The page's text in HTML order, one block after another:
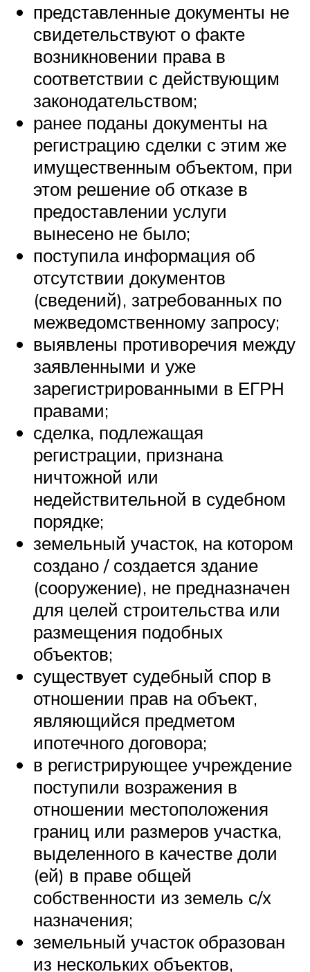
представленные документы не
свидетельствуют о факте
возникновении права в
соответствии с действующим
законодательством;
ранее поданы документы на
регистрацию сделки с этим же
имущественным объектом, при
этом решение об отказе в
предоставлении услуги
вынесено не было;
поступила информация об
отсутствии документов
(сведений), затребованных по
межведомственному запросу;
выявлены противоречия между
заявленными и уже
зарегистрированными в ЕГРН
правами;
сделка, подлежащая
регистрации, признана
ничтожной или
недействительной в судебном
порядке;
земельный участок, на котором
создано / создается здание
(сооружение), не предназначен
для целей строительства или
размещения подобных
объектов;
существует судебный спор в
отношении прав на объект,
являющийся предметом
ипотечного договора;
в регистрирующее учреждение
поступили возражения в
отношении местоположения
границ или размеров участка,
выделенного в качестве доли
(ей) в праве общей
собственности из земель с/х
назначения;
земельный участок образован
из нескольких объектов,